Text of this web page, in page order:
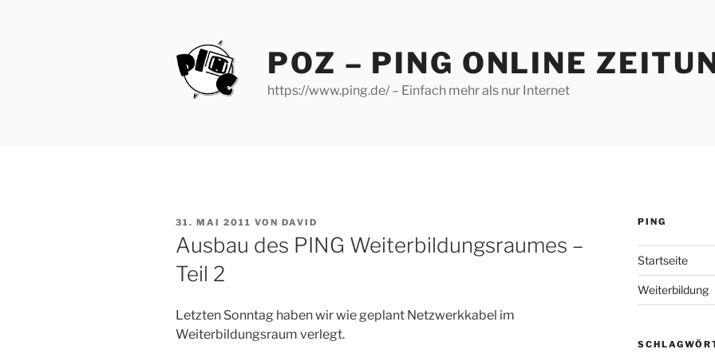
POZ – PING ONLINE
https://www.ping.de/ – Einfach mehr als nur Internet
VERÖFFENTLICHT
AM
31. MAI 2011 VON DAVID
Ausbau des PING Weiterbildungsraumes –
Teil 2
Letzten Sonntag haben wir wie geplant Netzwerkkabel im
Weiterbildungsraum verlegt.
PING
Startseite
Weiterbildung